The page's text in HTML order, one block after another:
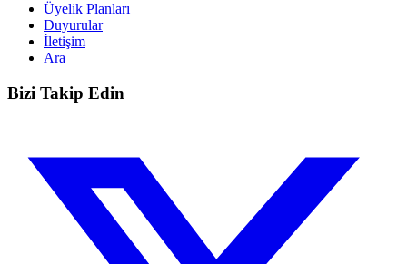
Üyelik Planları
Duyurular
İletişim
Ara
Bizi Takip Edin